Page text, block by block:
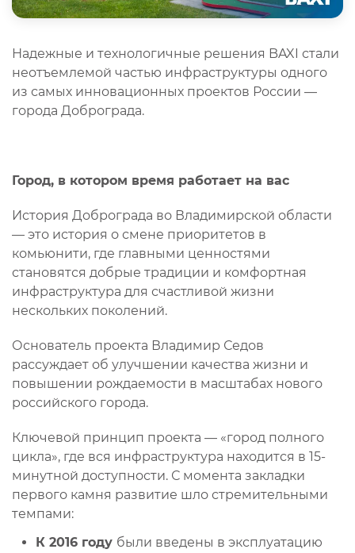
Надежные и технологичные решения BAXI стали
неотъемлемой частью инфраструктуры одного
из самых инновационных проектов России —
города Доброграда.
Город, в котором время работает на вас
История Доброграда во Владимирской области
— это история о смене приоритетов в
комьюнити, где главными ценностями
становятся добрые традиции и комфортная
инфраструктура для счастливой жизни
нескольких поколений.
Основатель проекта Владимир Седов
рассуждает об улучшении качества жизни и
повышении рождаемости в масштабах нового
российского города.
Ключевой принцип проекта — «город полного
цикла», где вся инфраструктура находится в 15-
минутной доступности. С момента закладки
первого камня развитие шло стремительными
темпами:
К 2016 году были введены в эксплуатацию